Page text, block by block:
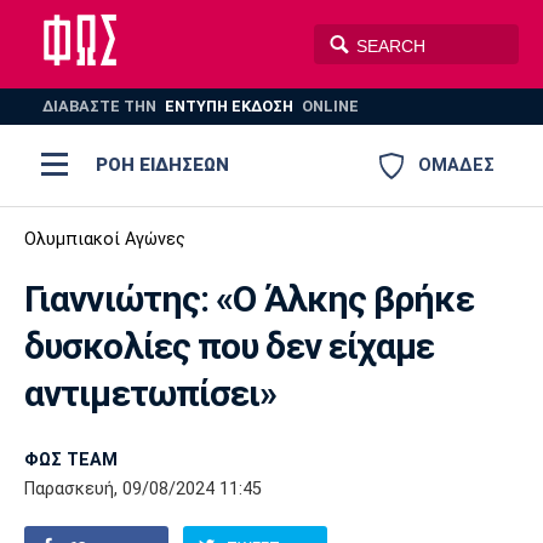
ΔΙΑΒΑΣΤΕ THN ΕΝΤΥΠΗ ΕΚΔΟΣΗ ONLINE
ΟΜΑΔΕΣ
ΡΟΗ ΕΙΔΗΣΕΩΝ
ΠΟΔΟΣΦΑΙΡΟ
ΠΟΛΟ
AUTO-MOTO PLUS
Ποδόσφαιρο
Super League 1
Super League 2
Γ Εθνική
Ελλάδα
Μπάσκετ
Ελλάδα
Εθνική
EuroLeague
Ολυμπιακοί Αγώνες
Βόλεϊ
Πόλο
Ολυμπιακός ΑΕΚ ΠΑΟΚ
Παναθηναϊκός Ατρόμητος
Ολυμπιακοί Αγώνες
Γιαννιώτης: «Ο Άλκης βρήκε
δυσκολίες που δεν είχαμε
αντιμετωπίσει»
ΦΩΣ TEAM
Παρασκευή, 09/08/2024 11:45